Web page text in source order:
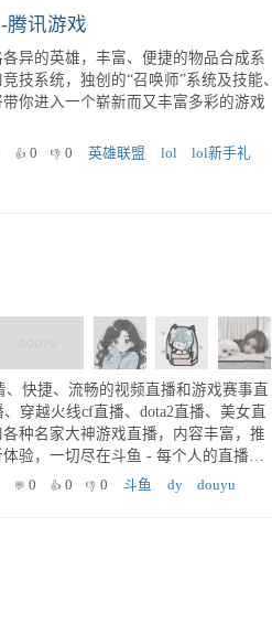
腾讯游戏
异的英雄，丰富、便捷的物品合成系
技系统，独创的“召唤师”系统及技能、
你进入一个崭新而又丰富多彩的游戏
0 0 英雄联盟 lol
lol新手礼
快捷、流畅的视频直播和游戏赛事直
穿越火线cf直播、dota2直播、美女直
种名家大神游戏直播，内容丰富，推
验，一切尽在斗鱼 - 每个人的直播平
0 0 0 斗鱼 dy douyu